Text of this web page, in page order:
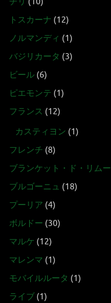
トスカーナ (12)
ノルマンディ (1)
バジリカータ (3)
ビール (6)
ピエモンテ (1)
フランス (12)
カスティヨン (1)
フレンチ (8)
ブランケット・ド・リムー
ブルゴーニュ (18)
プーリア (4)
ボルドー (30)
マルケ (12)
マレンマ (1)
モバイルルータ (1)
ライブ (1)